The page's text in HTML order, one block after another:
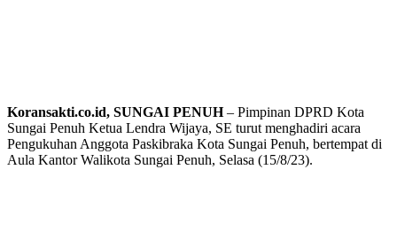
Koransakti.co.id, SUNGAI PENUH– Pimpinan DPRD Kota
Sungai Penuh Ketua Lendra Wijaya, SE turut menghadiri acara
Pengukuhan Anggota Paskibraka Kota Sungai Penuh, bertempat di
Aula Kantor Walikota Sungai Penuh, Selasa (15/8/23).